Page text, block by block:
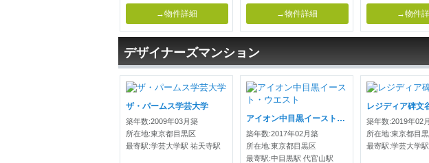
→物件詳細 →物件詳細 →物件
デザイナーズマンション
ザ・パームス学芸大学
築年数:2009年03月築
所在地:東京都目黒区
最寄駅:学芸大学駅 祐天寺駅
アイオン中目黒イースト・ウエスト
築年数:2017年02月築
所在地:東京都目黒区
最寄駅:中目黒駅 代官山駅
レジディア碑文
築年数:2019年02
所在地:東京都目
最寄駅:学芸大学駅